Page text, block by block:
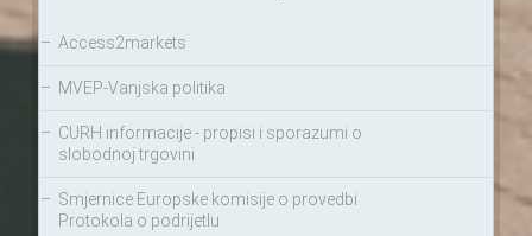
– Access2markets
– MVEP-Vanjska politika
– CURH informacije - propisi i sporazumi o
slobodnoj trgovini
– Smjernice Europske komisije o provedbi
Protokola o podrijetlu